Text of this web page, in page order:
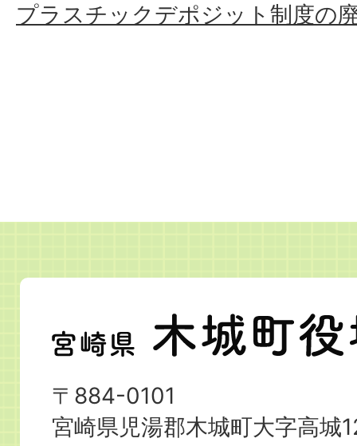
プラスチックデポジット制度の
宮
崎
県
木
〒884-0101
宮崎県児湯郡木城町大字高城